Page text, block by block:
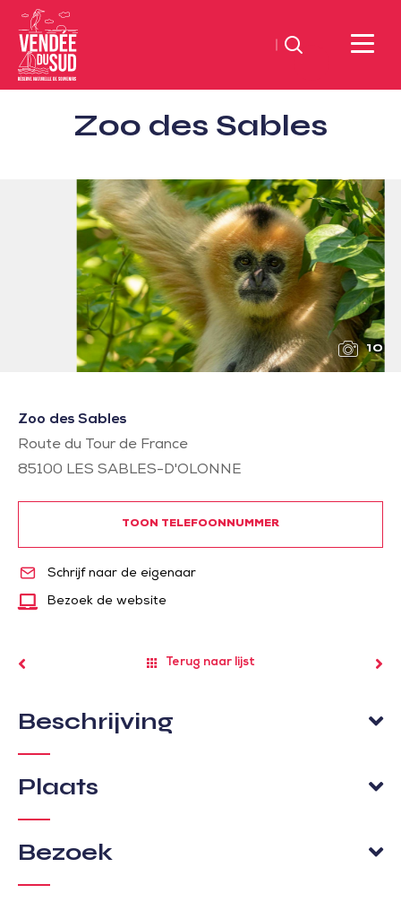
Sud
Zoeken
Zoo des Sables
10
Zoo des Sables
Route du Tour de France
85100 LES SABLES-D'OLONNE
TOON TELEFOONNUMMER
Schrijf naar de eigenaar
Bezoek de website
Terug naar lijst
Beschrijving
Plaats
Bezoek